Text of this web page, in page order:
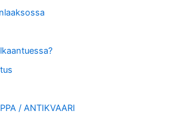
/ ANTIKVAARI